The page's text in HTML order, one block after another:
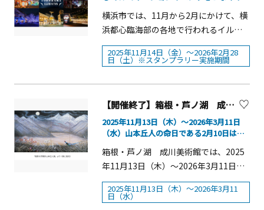
ント協議会日本大通り商店会株式会社
横浜赤レンガ横浜高速鉄道株式会社■
後援横浜市都市整備局ドイツ観光局
クラブ・オン／ミレニアムアプリ］※
前売券のお取り扱いは11月14日（金）
方、およびご同伴者1名さまは入館無
料。 【スペシャル前売券】Perfume
COSTUME MUSEUM FINAL EDITIONで
ットの2種スペシャル前売券を販売しま
す。販売URL：https://www.e-
tix.jp/sogo-seibu-perfume/ 公式オン
ラインチケット（e-tix）限定販売。販
売期間：9月29日（月）10：00から11
月14日（金）23：59まで（なくなり次
第終了）&nbsp;トリプルチケット（3
大体験型イルミネーション」として楽
しめます。世界中で愛され続けるデジ
タルペット「たまごっち」とのコラボ
レーションエリア「さがみ湖で発見！
たまごっちのキラキラいるみね～しょ
した「ナイトバブルショー」も開催さ
れます。さがみ湖イルミリオン概要■
営業期間：2025年11月15日（土）～
2026年5月10日（日）※休園日等は
時間：16：00～21：00※時期により異
なります。※最終入場は営業終了の30
分前まで。※昼間からご入園の方は、
追加料金なしでイルミリオンを観覧で
ら覚めることのない、圧倒的な20分間
をお届けいたします。 さらに、水族館
「LIGHTIA～七色のキセキ～」をイメ
ージした大型のイルミネーションオブ
ジェを設置し、「LIGHTIA～七色のキ
セキ～」の世界観を演出いたします。
多様な光の色の世界観を演出した大型
のイルミネーションオブジェでは、フ
ォトスポットとしてお楽しみいただけ
ます。 今冬、シーパラならではのイル
ミネーションをご堪能ください。
「LIGHTIA～七色のキセキ～」■開催
日時2025年11月15日（土）～2026年2
る「さむかわひまわり畑」（メイン会
場）では、約3000㎡に約10万本のひま
わりが咲き誇り、記念撮影スポットや
見晴台からの眺めやひまわり摘みを楽
では、花壇に咲く約3万本のひまわりと
冠雪の富士という珍しい風景を眺める
ことが出来ます。&nbsp;地場野菜やお
土産等の販売もある「さむかわ冬のひ
まわりfestival」が開催されます。
込めて育てられ「冬のひまわり」を是
非ご覧ください。&nbsp;―「2025さむ
横浜市では、11月から2月にかけて、横
浜都心臨海部の各地で行われるイルミ
ネーションイベントをつなぐキャンペ
ーン「THE YOKOHAMA
や商業施設、商店街などで展開される
40を超えるイベントの情報発信ととも
しめるデジタルスタンプラリーや、横
企画も実施します。今年は、来年で120
周年を迎えるキリンビール横浜工場で
の「夜景観賞クルーズ＆Xmasディナ
ー」など、豪華なコラボレーション企
2025年11月14日（金）～2026年2月28
日（土）※スタンプラリー実施期間
【開催終了】箱根・芦ノ湖 成川美術館 企画展【箱根町】
2025年11月13日（木）～2026年3月11日
（水）山本丘人の命日である2月10日は無
箱根・芦ノ湖 成川美術館では、2025
年11月13日（木）～2026年3月11日
（水）の期間、下記の展覧会を開催し
ます。「風景の抒情詩 山本丘人展」
2025年11月13日（木）～2026年3月11
日（水）